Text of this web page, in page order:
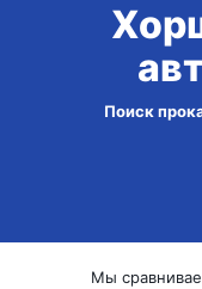
Поиск
Мы